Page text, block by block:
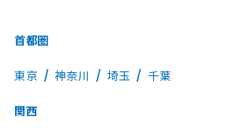
首都圏
東京 神奈川 埼玉 千葉
関西